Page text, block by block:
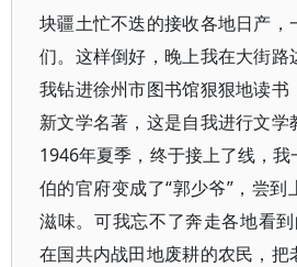
块疆土忙不迭的接收各地日产，
们。这样倒好，晚上我在大街路
我钻进徐州市图书馆狠狠地读书
新文学名著，这是自我进行文学
1946年夏季，终于接上了线，
伯的官府变成了“郭少爷”，尝到
滋味。可我忘不了奔走各地看
在国共内战田地废耕的农民，把